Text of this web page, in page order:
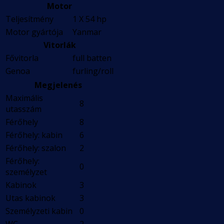
Motor
Teljesítmény
1 X 54 hp
Motor gyártója
Yanmar
Vitorlák
Fővitorla
full batten
Genoa
furling/roll
Megjelenés
Maximális
utasszám
8
Férőhely
8
Férőhely: kabin
6
Férőhely: szalon
2
Férőhely:
személyzet
0
Kabinok
3
Utas kabinok
3
Személyzeti kabin
0